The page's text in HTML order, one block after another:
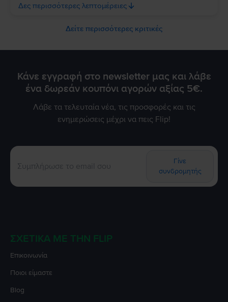
σας εξυπηρετήσουμε ξανά στο μέλλον!
Δες περισσότερες λεπτομέρειες
Δείτε περισσότερες κριτικές
Κάνε εγγραφή στο newsletter μας και λάβε
ένα δωρεάν κουπόνι αγορών αξίας 5€.
Λάβε τα τελευταία νέα, τις προσφορές και τις
ενημερώσεις μέχρι να πεις Flip!
Γίνε
συνδρομητής
ΣΧΕΤΙΚΆ ΜΕ ΤΗΝ FLIP
Επικοινωνία
Ποιοι είμαστε
Blog